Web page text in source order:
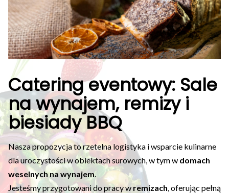
Catering eventowy: Sale
na wynajem, remizy i
biesiady BBQ
Nasza propozycja to rzetelna logistyka i wsparcie kulinarne
dla uroczystości w obiektach surowych, w tym w domach
weselnych na wynajem.
Jesteśmy przygotowani do pracy w remizach , oferując pełną